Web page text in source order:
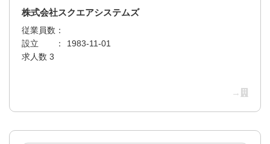
株式会社スクエアシステムズ
従業員数：
設立 ：
1983-11-01
求人数 3
→